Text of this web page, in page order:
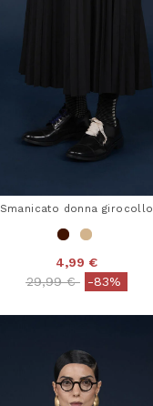
Smanicato donna girocollo
4,99 €
Price reduced from
29,99 €to-83%